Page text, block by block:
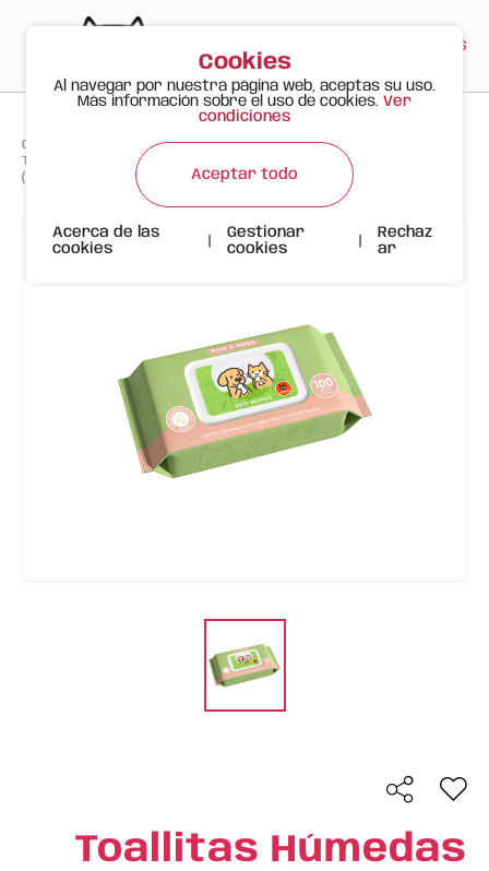
ES
Gato Feliz Productos > >
Toallitas Húmedas para Mascotas FOFOS (100 uds) – Patas & Nariz
(Jojoba)
Toallitas Húmedas
Cookies
Al navegar por nuestra página web, aceptas su uso.
Más información sobre el uso de cookies. Ver
condiciones
Aceptar todo
Acerca de las
cookies
Gestionar
cookies
Rechaz
ar